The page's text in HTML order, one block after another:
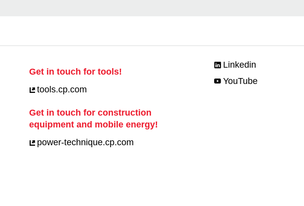
Get in touch for tools!
tools.cp.com
Get in touch for construction
equipment and mobile energy!
power-technique.cp.com
Linkedin
YouTube